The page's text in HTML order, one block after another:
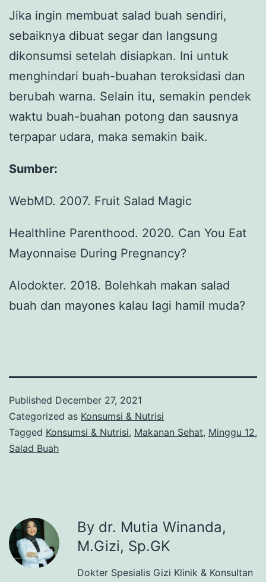
Jika ingin membuat salad buah sendiri,
sebaiknya dibuat segar dan langsung
dikonsumsi setelah disiapkan. Ini untuk
menghindari buah-buahan teroksidasi dan
berubah warna. Selain itu, semakin pendek
waktu buah-buahan potong dan sausnya
terpapar udara, maka semakin baik.
Sumber:
WebMD. 2007. Fruit Salad Magic
Healthline Parenthood. 2020. Can You Eat
Mayonnaise During Pregnancy?
Alodokter. 2018. Bolehkah makan salad
buah dan mayones kalau lagi hamil muda?
Published December 27, 2021
Categorized as Konsumsi & Nutrisi
Tagged Konsumsi & Nutrisi, Makanan Sehat, Minggu 12,
Salad Buah
By dr. Mutia Winanda,
M.Gizi, Sp.GK
Dokter Spesialis Gizi Klinik & Konsultan